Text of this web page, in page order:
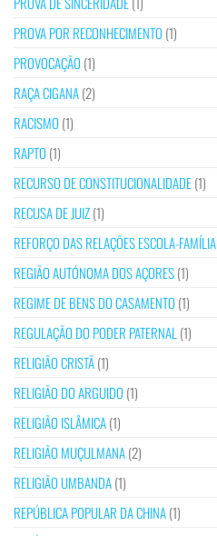
PROVA POR RECONHECIMENTO (1)
PROVOCAÇÃO (1)
RAÇA CIGANA(2)
RACISMO (1)
RAPTO (1)
RECURSO DE CONSTITUCIONALIDADE(1)
RECUSA DE JUIZ(1)
REFORÇO DAS RELAÇÕES ESCOLA-FAMÍLIA
REGIÃO AUTÓNOMA DOS AÇORES(1)
REGIME DE BENS DO CASAMENTO (1)
REGULAÇÃO DO PODER PATERNAL (1)
RELIGIÃO CRISTÃ(1)
RELIGIÃO DO ARGUIDO (1)
RELIGIÃO ISLÂMICA(1)
RELIGIÃO MUÇULMANA(2)
RELIGIÃO UMBANDA(1)
REPÚBLICA POPULAR DA CHINA(1)